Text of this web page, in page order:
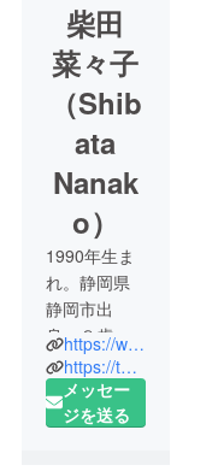
柴田
菜々子
（Shib
ata
Nanak
o）
1990年生ま
れ。静岡県
静岡市出
身。８歳よ
り新体操を
始める。静
岡県強化指
https://www.huffingtonpost.jp/2018/07/23/dancer-office-worker_a_23487364/
https://twitter.com/bstbny
メッセー
ジを送る